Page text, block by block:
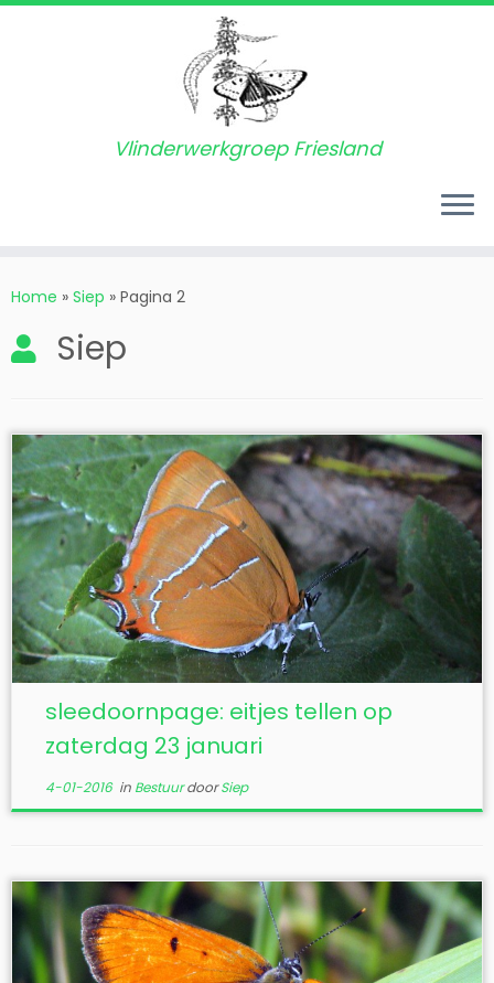
naar
Vlinderwerkgroep Friesland
Home » Siep » Pagina 2
Siep
sleedoornpage: eitjes tellen op
zaterdag 23 januari
4-01-2016in BestuurdoorSiep